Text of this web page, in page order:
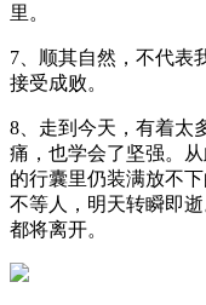
里。
7、顺其自然，不代表
接受成败。
8、走到今天，有着太
痛，也学会了坚强。
的行囊里仍装满放不
不等人，明天转瞬即
都将离开。